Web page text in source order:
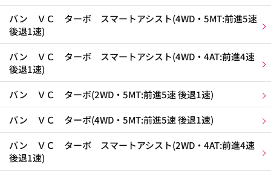
バン ＶＣ ターボ スマートアシスト(4WD・5MT:前進5速
後退1速)
バン ＶＣ ターボ スマートアシスト(4WD・4AT:前進4速
後退1速)
バン ＶＣ ターボ(2WD・5MT:前進5速 後退1速)
バン ＶＣ ターボ(4WD・5MT:前進5速 後退1速)
バン ＶＣ ターボ スマートアシスト(2WD・4AT:前進4速
後退1速)